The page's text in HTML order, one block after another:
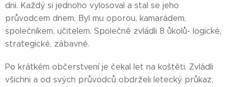
dni. Každý si jednoho vylosoval a stal se jeho
průvodcem dnem. Byl mu oporou, kamarádem,
společníkem, učitelem. Společně zvládli 8 ůkolů- logické,
strategické, zábavné.
Po krátkém občerstvení je čekal let na koštěti. Zvládli
všichni a od svých průvodců obdrželi letecký průkaz,